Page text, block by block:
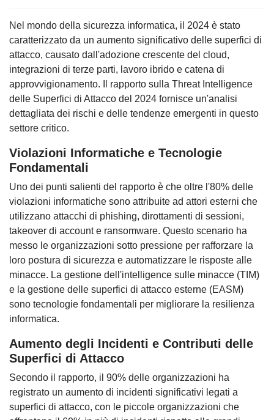
Nel mondo della sicurezza informatica, il 2024 è stato
caratterizzato da un aumento significativo delle superfici di
attacco, causato dall'adozione crescente del cloud,
integrazioni di terze parti, lavoro ibrido e catena di
approvvigionamento. Il rapporto sulla Threat Intelligence
delle Superfici di Attacco del 2024 fornisce un'analisi
dettagliata dei rischi e delle tendenze emergenti in questo
settore critico.
Violazioni Informatiche e Tecnologie
Fondamentali
Uno dei punti salienti del rapporto è che oltre l'80% delle
violazioni informatiche sono attribuite ad attori esterni che
utilizzano attacchi di phishing, dirottamenti di sessioni,
takeover di account e ransomware. Questo scenario ha
messo le organizzazioni sotto pressione per rafforzare la
loro postura di sicurezza e automatizzare le risposte alle
minacce. La gestione dell'intelligence sulle minacce (TIM)
e la gestione delle superfici di attacco esterne (EASM)
sono tecnologie fondamentali per migliorare la resilienza
informatica.
Aumento degli Incidenti e Contributi delle
Superfici di Attacco
Secondo il rapporto, il 90% delle organizzazioni ha
registrato un aumento di incidenti significativi legati a
superfici di attacco, con le piccole organizzazioni che